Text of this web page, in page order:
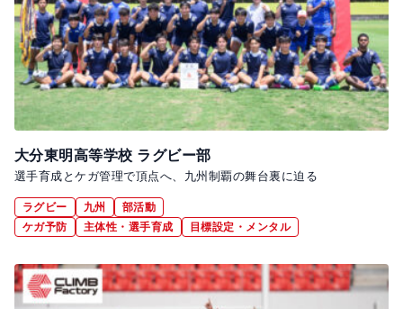
大分東明高等学校 ラグビー部
選手育成とケガ管理で頂点へ、九州制覇の舞台裏に迫る
ラグビー 九州
部活動
ケガ予防
主体性・選手育成 目標設定・メンタル